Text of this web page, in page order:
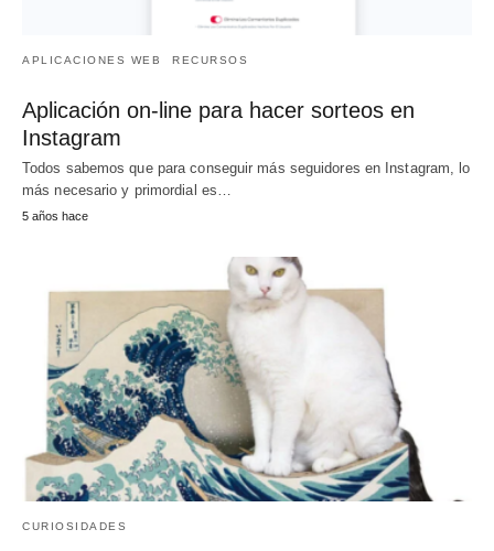
APLICACIONES WEB RECURSOS
Aplicación on-line para hacer sorteos en
Instagram
Todos sabemos que para conseguir más seguidores en Instagram, lo
más necesario y primordial es…
5 años hace
CURIOSIDADES